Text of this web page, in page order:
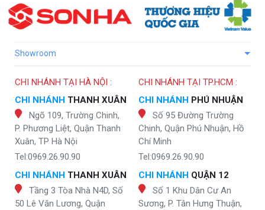
Showroom
CHI NHÁNH TẠI HÀ NỘI :
CHI NHÁNH THANH XUÂN
Ngõ 109, Trường Chinh,
P. Phương Liệt, Quận Thanh
Xuân, TP Hà Nội
Tel:0969.26.90.90
CHI NHÁNH THANH XUÂN
Tầng 3 Tòa Nhà N4D, Số
50 Lê Văn Lương, Quận
CHI NHÁNH TẠI TP.HCM :
CHI NHÁNH PHÚ NHUẬN
Số 95 Đường Trường
Chinh, Quận Phú Nhuận, Hồ
Chí Minh
Tel:0969.26.90.90
CHI NHÁNH QUẬN 12
Số 1 Khu Dân Cư An
Sương, P. Tân Hưng Thuận,